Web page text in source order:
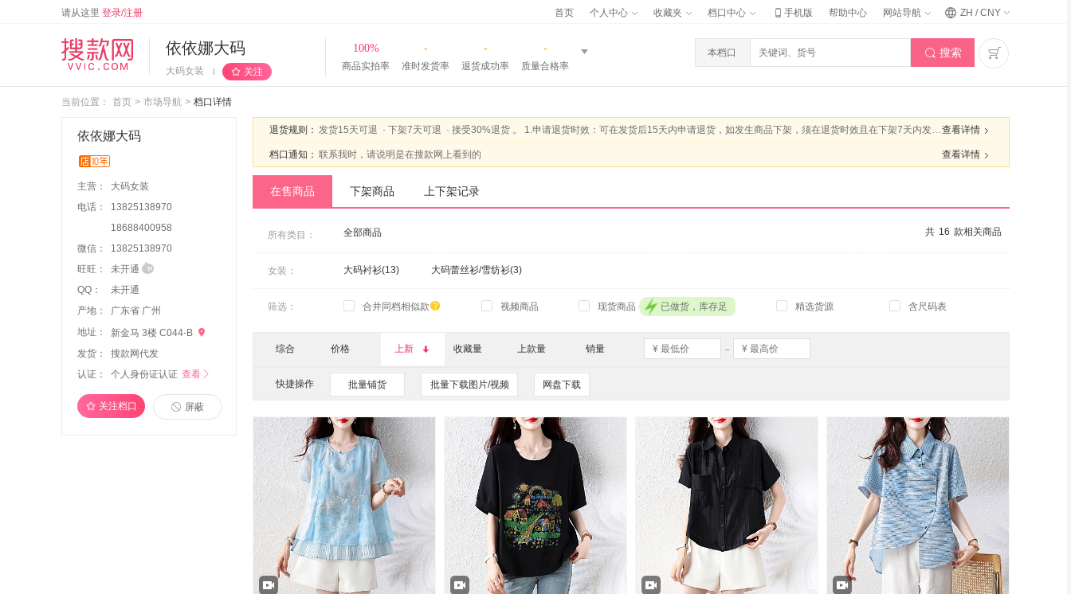
请从这里 登录/注册 首页 个人中心 收藏夹 档口中心  手机版 帮助中心 网站导航 ZH / CNY
依依娜大码
大码女装 关注
100%
商品实拍率
-
准时发货率
-
退货成功率
-
质量合格率
本档口  搜索 
当前位置： 首页 > 市场导航 > 档口详情
依依娜大码
主营：
大码女装
电话：
13825138970
18688400958
微信：
1 38251 38970
旺旺：
未开通
QQ：
未开通
产地：
广东省 广州
地址：
新金马 3楼 C044-B 
发货：
搜款网代发
认证：
个人身份证认证 查看
关注档口 屏蔽
退货规则： 发货15天可退 · 下架7天可退 · 接受30%退货 。 1.申请退货时效：可在发货后15天内申请退货，如发生商品下架，须在退货时效且在下架7天内发起退货。2.退货率限制：不影响二次销售情况下，档口接受30%的退货率。质量问题除外，不受退货率限制，但需与档口协商沟通。3.发货前：即寄出快递前，可100%取消订单。4.不可退的那部分商品,不支持换货5.档口补充：无补充6.档口补充标准若低于前3项内容，以前3项为准。7.在不满足退货规则的情况下，请提前与档口沟通协商，避免退货失败。 查看详情 
档口通知： 联系我时，请说明是在搜款网上看到的 查看详情 
在售商品 下架商品 上下架记录
所有类目： 全部商品 共 16 款相关商品
女装： 大码衬衫(13) 大码蕾丝衫/雪纺衫(3)
筛选： 合并同档相似款 视频商品 现货商品 已做货，库存足 精选货源 含尺码表
综合 价格 上新  收藏量 上款量 销量
快捷操作 批量铺货 批量下载图片/视频 网盘下载